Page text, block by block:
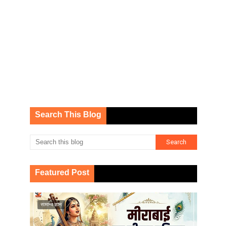
Search This Blog
Featured Post
सामान्य ज्ञान